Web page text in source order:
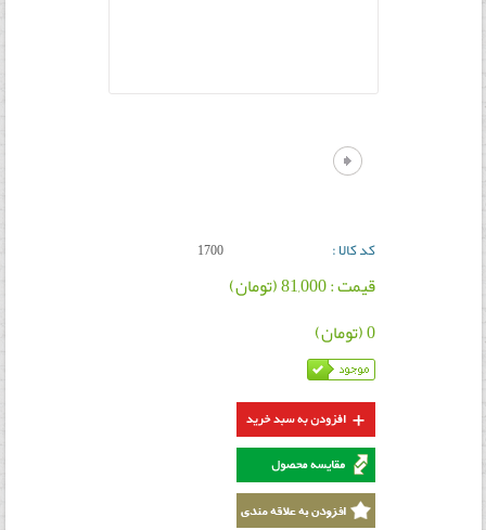
کد کالا : 1700
قیمت : 81,000 (تومان)
0 (تومان)